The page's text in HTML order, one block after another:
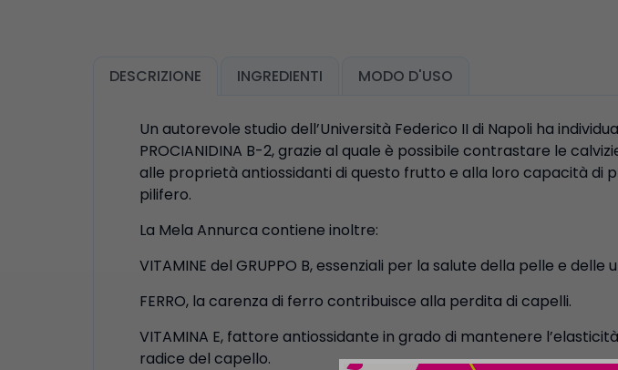
DESCRIZIONE INGREDIENTI MODO D'USO
Un autorevole studio dell’Università Federico II di Napoli ha
PROCIANIDINA B-2, grazie al quale è possibile contrastare le
alle proprietà antiossidanti di questo frutto e alla loro capacità di
pilifero.
La Mela Annurca contiene inoltre:
VITAMINE del GRUPPO B, essenziali per la salute della pelle e delle
FERRO, la carenza di ferro contribuisce alla perdita di capelli.
VITAMINA E, fattore antiossidante in grado di mantenere
radice del capello.